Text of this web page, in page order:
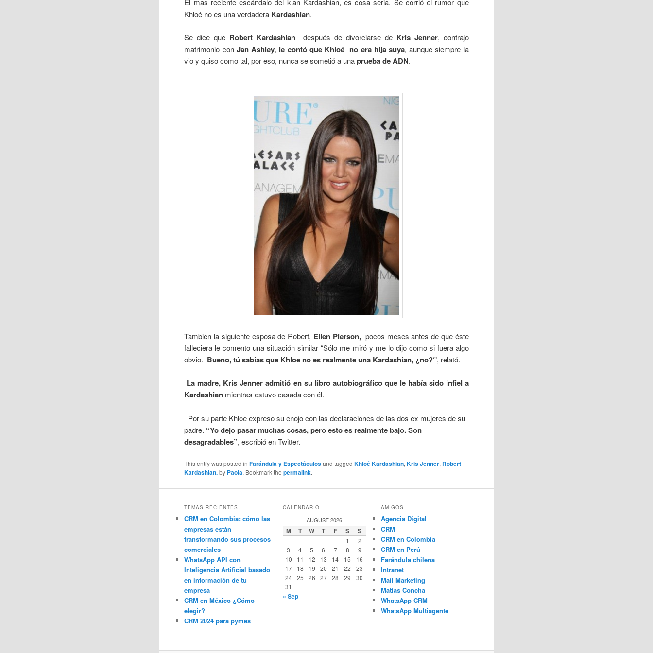
El mas reciente escándalo del klan Kardashian, es cosa seria. Se corrió el rumor que
Khloé no es una verdadera Kardashian.
Se dice que Robert Kardashian después de divorciarse de Kris Jenner, contrajo
matrimonio con Jan Ashley, le contó que Khloé no era hija suya, aunque siempre la
vio y quiso como tal, por eso, nunca se sometió a unaprueba de ADN.
También la siguiente esposa de Robert, Ellen Pierson, pocos meses antes de que éste
falleciera le comento una situación similar “Sólo me miró y me lo dijo como si fuera algo
obvio. ‘Bueno, tú sabías que Khloe no es realmente una Kardashian, ¿no?‘”, relató.
La madre, Kris Jenner admitió en su libro autobiográfico que le había sido infiel a
Kardashian mientras estuvo casada con él.
Por su parte Khloe expreso su enojo con las declaraciones de las dos ex mujeres de su
padre. “Yo dejo pasar muchas cosas, pero esto es realmente bajo. Son
desagradables”, escribió en Twitter.
This entry was posted inFarándula y Espectáculosand taggedKhloé Kardashian,Kris Jenner, Robert
Kardashian.by Paola. Bookmark thepermalink.
TEMAS RECIENTES
CRM en Colombia: cómo las
empresas están
transformando sus procesos
comerciales
WhatsApp API con
Inteligencia Artificial basado
en información de tu
empresa
CRM en México ¿Cómo
elegir?
CRM 2024 para pymes
CALENDARIO
AUGUST 2026
M T W T F S S
1
2
3
4 5 6 7 8
9
10
11 12 13 14 15
16
17
18 19 20 21 22
23
24
25 26 27 28 29
30
31
« Sep
AMIGOS
Agencia Digital
CRM
CRM en Colombia
CRM en Perú
Farándula chilena
Intranet
Mail Marketing
Matias Concha
WhatsApp CRM
WhatsApp Multiagente